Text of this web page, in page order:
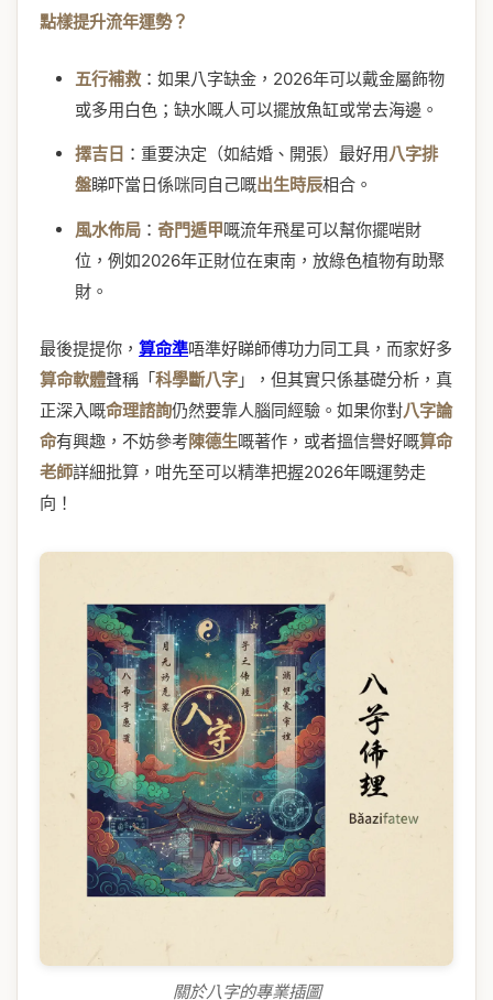
點樣提升流年運勢？
五行補救：如果八字缺金，2026年可以戴金屬飾物
或多用白色；缺水嘅人可以擺放魚缸或常去海邊。
擇吉日 ：重要決定（如結婚、開張）最好用八字排
盤睇吓當日係咪同自己嘅出生時辰相合。
風水佈局 ： 奇門遁甲嘅流年飛星可以幫你擺啱財
位，例如2026年正財位在東南，放綠色植物有助聚
財。
最後提提你， 算命準唔準好睇師傅功力同工具，而家好多
算命軟體聲稱「 科學斷八字 」，但其實只係基礎分析，真
正深入嘅命理諮詢仍然要靠人腦同經驗。如果你對八字論
命有興趣，不妨參考陳德生嘅著作，或者搵信譽好嘅算命
老師詳細批算，咁先至可以精準把握2026年嘅運勢走
向！
關於八字的專業插圖